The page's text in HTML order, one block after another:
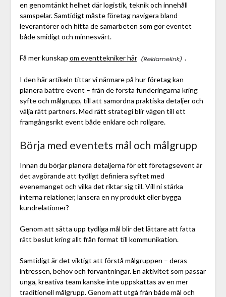
en genomtänkt helhet där logistik, teknik och innehåll
samspelar. Samtidigt måste företag navigera bland
leverantörer och hitta de samarbeten som gör eventet
både smidigt och minnesvärt.
Få mer kunskap om eventtekniker här .
I den här artikeln tittar vi närmare på hur företag kan
planera bättre event – från de första funderingarna kring
syfte och målgrupp, till att samordna praktiska detaljer och
välja rätt partners. Med rätt strategi blir vägen till ett
framgångsrikt event både enklare och roligare.
Börja med eventets mål och målgrupp
Innan du börjar planera detaljerna för ett företagsevent är
det avgörande att tydligt definiera syftet med
evenemanget och vilka det riktar sig till. Vill ni stärka
interna relationer, lansera en ny produkt eller bygga
kundrelationer?
Genom att sätta upp tydliga mål blir det lättare att fatta
rätt beslut kring allt från format till kommunikation.
Samtidigt är det viktigt att förstå målgruppen – deras
intressen, behov och förväntningar. En aktivitet som passar
unga, kreativa team kanske inte uppskattas av en mer
traditionell målgrupp. Genom att utgå från både mål och